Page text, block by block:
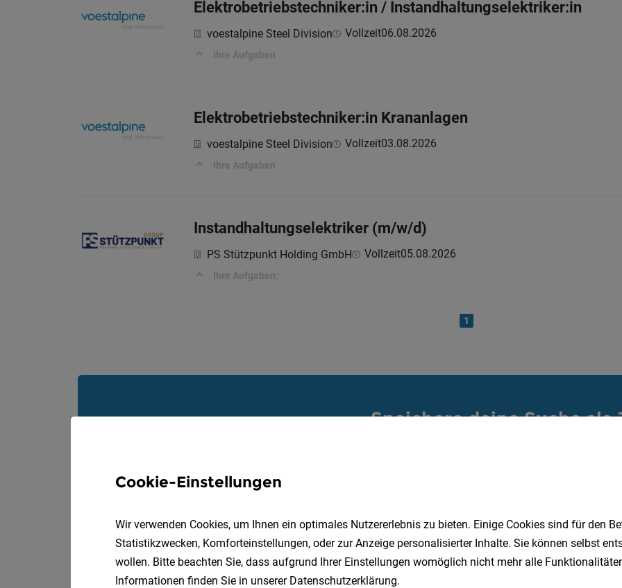
Elektrobetriebstechniker:in / Instandhaltungselektriker:in
voestalpine Steel Division Vollzeit06.08.2026
Ihre Aufgaben
Elektrobetriebstechniker:in Krananlagen
voestalpine Steel Division Vollzeit03.08.2026
Ihre Aufgaben
Instandhaltungselektriker (m/w/d)
PS Stützpunkt Holding GmbH Vollzeit05.08.2026
Ihre Aufgaben:
1
Speichere deine Suche als
Cookie-Einstellungen
Wir verwenden Cookies, um Ihnen ein optimales Nutzererlebnis zu bieten. Einige Cookies sind für den
Statistikzwecken, Komforteinstellungen, oder zur Anzeige personalisierter Inhalte. Sie können selbst
wollen. Bitte beachten Sie, dass aufgrund Ihrer Einstellungen womöglich nicht mehr alle
Informationen finden Sie in unserer Datenschutzerklärung.